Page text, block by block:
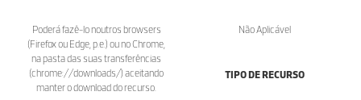
Poderá fazê-lo noutros browsers
(Firefox ou Edge, p.e.) ou no Chrome,
na pasta das suas transferências
(chrome://downloads/) aceitando
manter o download do recurso.
Não Aplicável
TIPO DE RECURSO